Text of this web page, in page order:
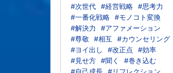
#次世代 #経営戦略 #思考力
#一番化戦略 #モノコト変換
#解決力
#アファメーション
#尊敬
#相互
#カウンセリング
#ヨイ出し
#改正点
#効率
#見せ方 #聞く
#巻き込む
#自己成長 #リフレクション